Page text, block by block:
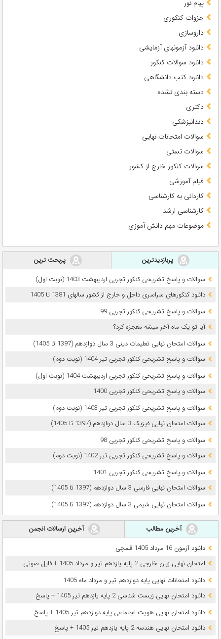
پیام نور
جزوات کنکوری
داروسازی
دانلود آزمونهای آزمایشی
دانلود سوالات کنکور
دانلود کتب دانشگاهی
دسته بندی نشده
دکتری
دندانپزشکی
سوالات امتحانات نهایی
سوالات تستی
سوالات کنکور خارج از کشور
فیلم آموزشی
کاردانی به کارشناسی
کارشناسی ارشد
موضوعات مهم دانش آموزی
پربازدیدترین
پربحث ترین
سوالات و پاسخ تشریحی کنکور تجربی اردیبهشت 1403 (نوبت اول)
دانلود کنکورهای سراسری داخل و خارج از کشور سالهای 1381 تا 1405
سوالات و پاسخ تشریحی کنکور تجربی 99
آیا تو یک ماه آخر میشه معجزه کرد؟
سوالات امتحان نهایی تعلیمات دینی 3 سال دوازدهم (1397 تا 1405)
سوالات و پاسخ تشریحی کنکور تجربی تیر 1404 (نوبت دوم)
سوالات و پاسخ تشریحی کنکور تجربی اردیبهشت 1404 (نوبت اول)
سوالات و پاسخ تشریحی کنکور تجربی 1400
سوالات و پاسخ تشریحی کنکور تجربی تیر 1403 (نوبت دوم)
سوالات امتحان نهایی فیزیک 3 سال دوازدهم (1397 تا 1405)
سوالات و پاسخ تشریحی کنکور تجربی 98
سوالات و پاسخ تشریحی کنکور تجربی تیر 1402 (نوبت دوم)
سوالات و پاسخ تشریحی کنکور تجربی 1401
سوالات امتحان نهایی فارسی 3 سال دوازدهم (1397 تا 1405)
سوالات امتحان نهایی شیمی 3 سال دوازدهم (1397 تا 1405)
آخرین مطالب
آخرین ارسالات انجمن
دانلود آزمون 16 مرداد 1405 قلمچی
امتحان نهایی زبان خارجی 2 پایه یازدهم تیر و مرداد 1405 + فایل صوتی
دانلود امتحانات نهایی پایه دوازدهم تیر و مرداد ماه 1405
دانلود امتحان نهایی زیست شناسی 2 پایه یازدهم تیر 1405 + پاسخ
دانلود امتحان نهایی هویت اجتماعی پایه دوازدهم تیر 1405 + پاسخ
دانلود امتحان نهایی هندسه 2 پایه یازدهم تیر 1405 + پاسخ